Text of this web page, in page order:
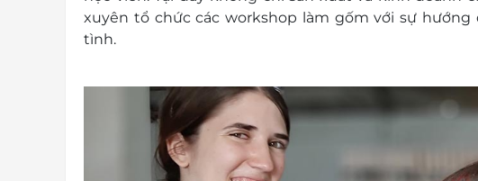
xuyên tổ chức các workshop làm gốm với sự
tình.